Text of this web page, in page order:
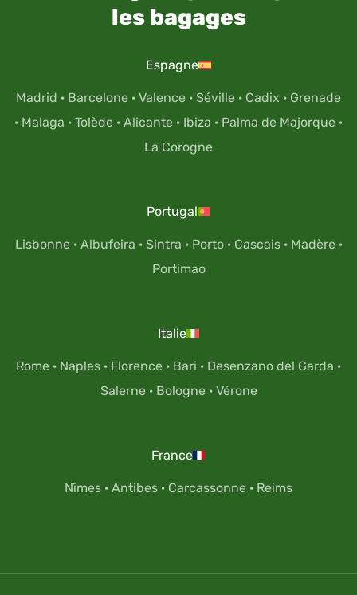
les bagages
Espagne
Madrid · Barcelone · Valence · Séville · Cadix · Grenade
· Malaga · Tolède · Alicante · Ibiza · Palma de Majorque ·
La Corogne
Portugal
Lisbonne· Albufeira · Sintra · Porto· Cascais· Madère·
Portimao
Italie
Rome · Naples · Florence · Bari · Desenzano del Garda ·
Salerne· Bologne· Vérone
France
Nîmes · Antibes · Carcassonne · Reims